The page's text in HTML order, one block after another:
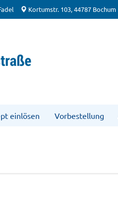
Kortumstr. 103, 44787 Bochum
einlösen Vorbestellung